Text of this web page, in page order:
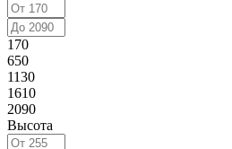
170
650
1130
1610
2090
Высота